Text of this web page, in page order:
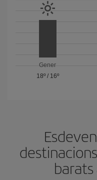
Gener
18º/ 16º